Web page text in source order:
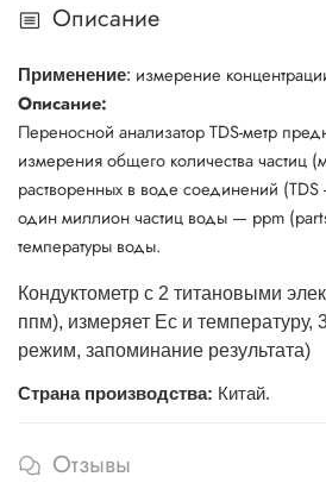
Описание
Применение: измерение
Описание:
Переносной анализатор TDS-метр
измерения общего количества частиц
растворенных в воде соединений
один миллион частиц воды — ppm
температуры воды.
Кондуктометр с 2 титановыми
ппм), измеряет Ec и температуру,
режим, запоминание результата)
Страна производства: Китай.
Отзывы